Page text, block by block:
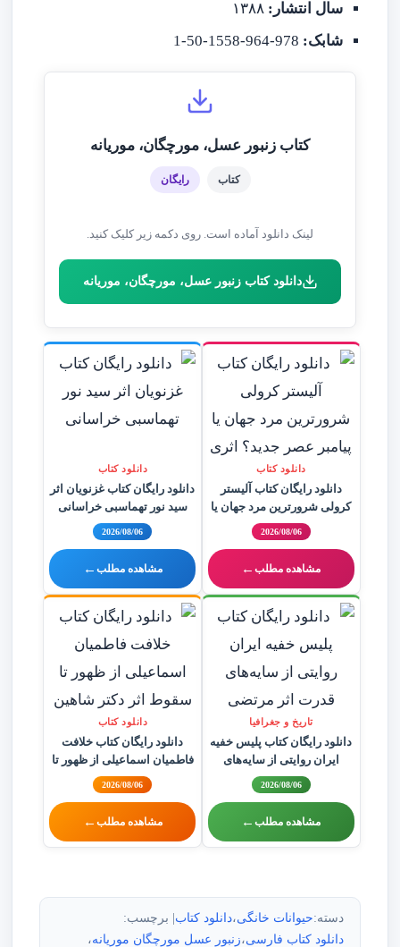
سال انتشار: ۱۳۸۸
شابک:
کتاب زنبور عسل، مورچگان، موریانه
کتاب رایگان
لینک دانلود آماده است. روی دکمه زیر کلیک کنید.
دانلود کتاب زنبور عسل، مورچگان، موریانه
دانلود کتاب
دانلود رایگان کتاب آلیستر
کرولی شرورترین مرد جهان یا
پیامبر عصر جدید؟ اثری از
سایت هوش فعال
2026/08/06
مشاهده مطلب←
دانلود کتاب
دانلود رایگان کتاب غزنویان اثر
سید نور تهماسبی خراسانی
2026/08/06
مشاهده مطلب ←
تاریخ و جغرافیا
دانلود رایگان کتاب پلیس خفیه
ایران روایتی از سایه‌های
قدرت اثر مرتضی سیفی فمی
تفرشی
2026/08/06
مشاهده مطلب←
دانلود کتاب
دانلود رایگان کتاب خلافت
فاطمیان اسماعیلی از ظهور تا
سقوط اثر دکتر شاهین
پهنادایان
2026/08/06
مشاهده مطلب ←
دسته:حیوانات خانگی،دانلود کتاب| برچسب:
دانلود کتاب فارسی،زنبور عسل مورچگان موریانه،